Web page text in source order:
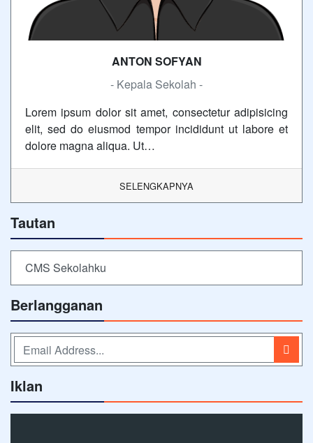
ANTON SOFYAN
- Kepala Sekolah -
Lorem ipsum dolor sit amet, consectetur adipisicing
elit, sed do eiusmod tempor incididunt ut labore et
dolore magna aliqua. Ut…
SELENGKAPNYA
Tautan
CMS Sekolahku
Berlangganan
Iklan